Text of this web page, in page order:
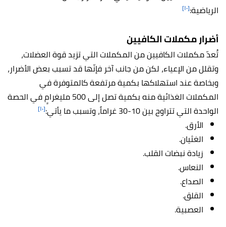
الرياضية:[١٠]
أضرار مكملات الكافيين
تُعدّ مكملات الكافيين من المكملات التي تزيد قوة العضلات،
وتقلل من الإعياء، لكن من جانب آخر فإنّها قد تسبب بعض الأضرار،
وبخاصة عند استهلاكها بكمية مرتفعة كالمتوفرة في
المكملات الغذائية منه بكمية تصل إلى 500 مليغرامٍ في الحصة
الواحدة التي تتراوح بين 10-30 غراماً، وتسبب ما يأتي:
[١٠]
الأرق.
الغثيان.
زيادة نبضات القلب.
النعاس.
الصداع.
القلق.
العصبية.